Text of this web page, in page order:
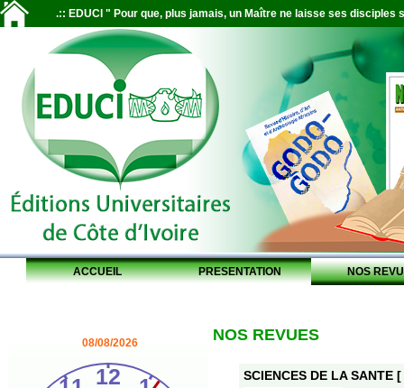
.:: EDUCI " Pour que, plus jamais, un Maître ne laisse ses disciples
ACCUEIL PRESENTATION NOS
08/08/2026 NOS REVUES
SCIENCES DE LA SANTE